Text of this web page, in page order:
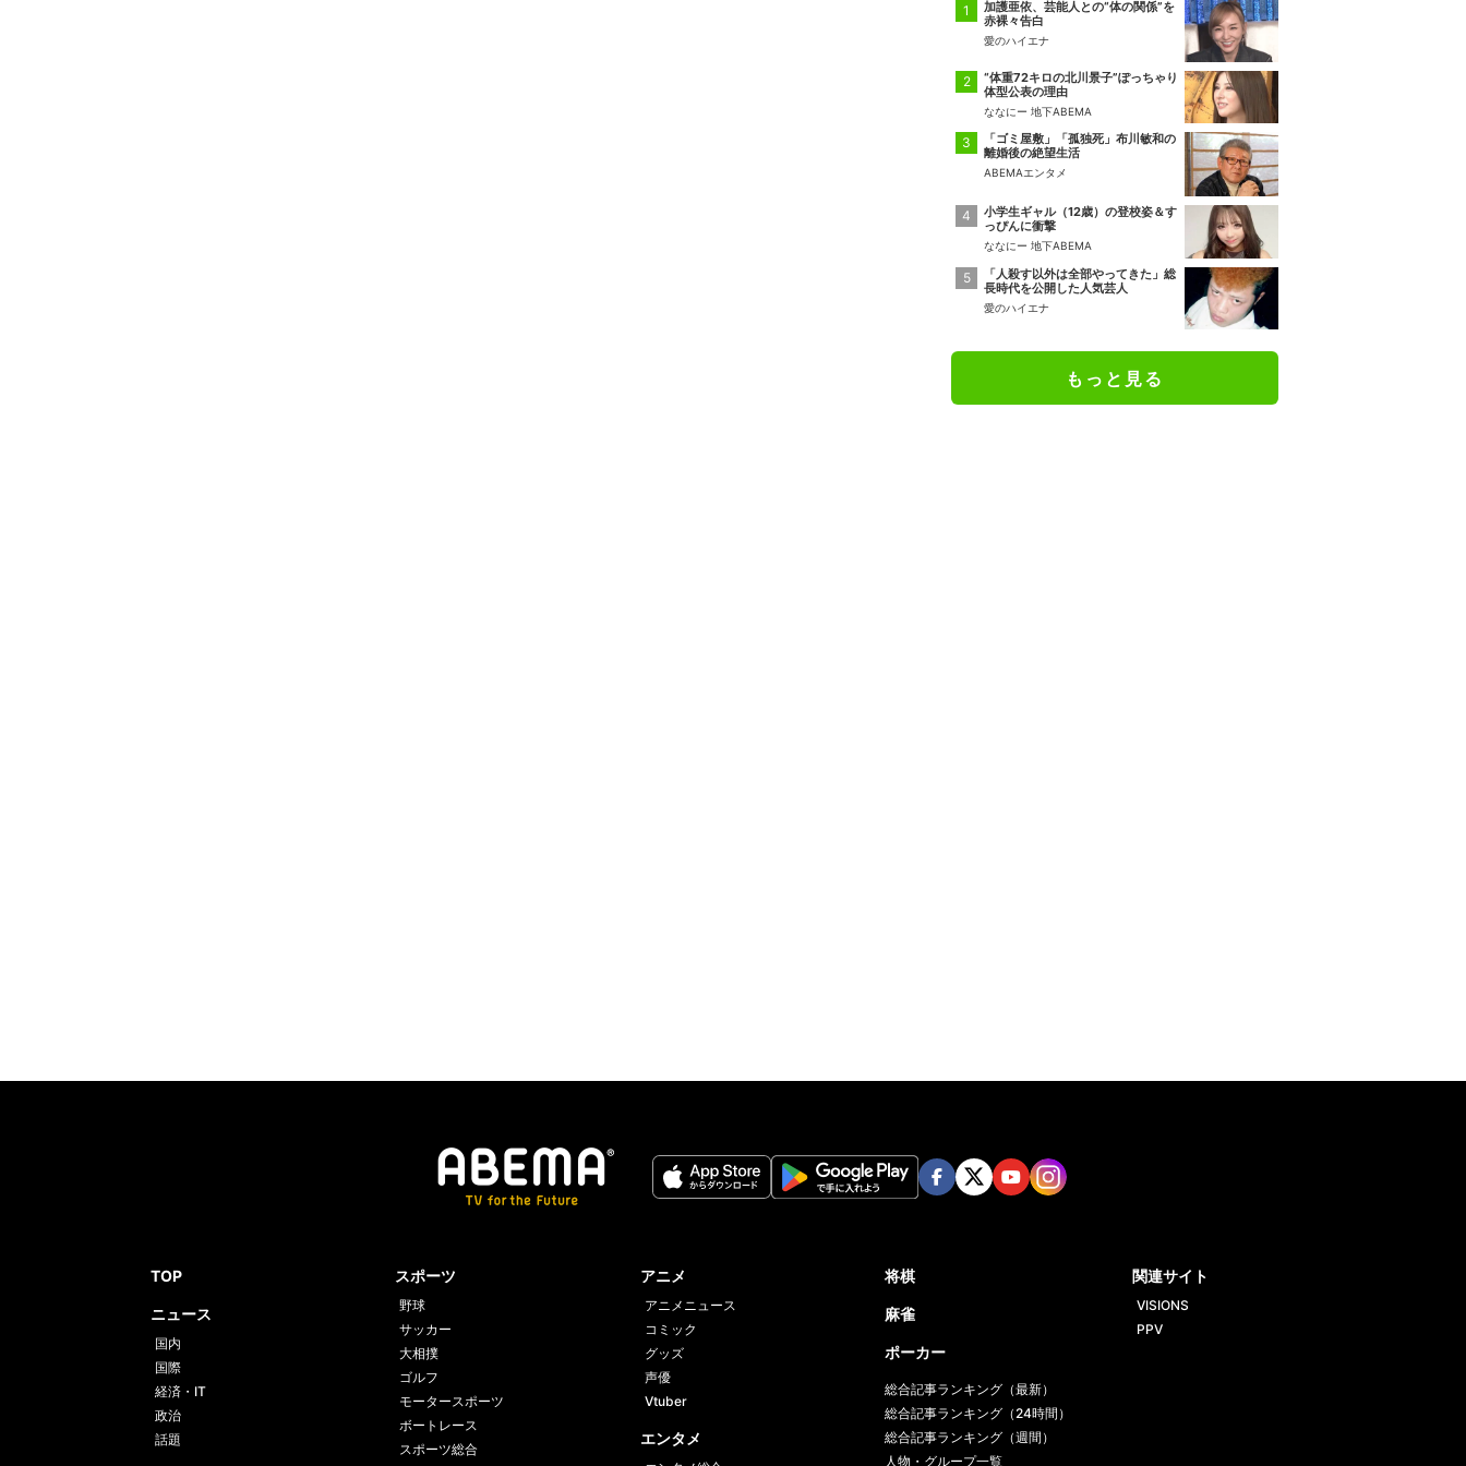
加護亜依、芸能人との“体の関係”を
赤裸々告白
愛のハイエナ
“体重72キロの北川景子”ぽっちゃり
体型公表の理由
ななにー 地下ABEMA
「ゴミ屋敷」「孤独死」布川敏和の
離婚後の絶望生活
ABEMAエンタメ
小学生ギャル（12歳）の登校姿＆す
っぴんに衝撃
ななにー 地下ABEMA
「人殺す以外は全部やってきた」総
長時代を公開した人気芸人
愛のハイエナ
もっと見る
TOP
ニュース
国内
国際
経済・IT
政治
話題
スポーツ
野球
サッカー
大相撲
ゴルフ
モータースポーツ
ボートレース
スポーツ総合
アニメ
アニメニュース
コミック
グッズ
声優
Vtuber
エンタメ
将棋
麻雀
ポーカー
総合記事ランキング（最新）
総合記事ランキング（24時間）
総合記事ランキング（週間）
人物・グループ一覧
関連サイト
VISIONS
PPV